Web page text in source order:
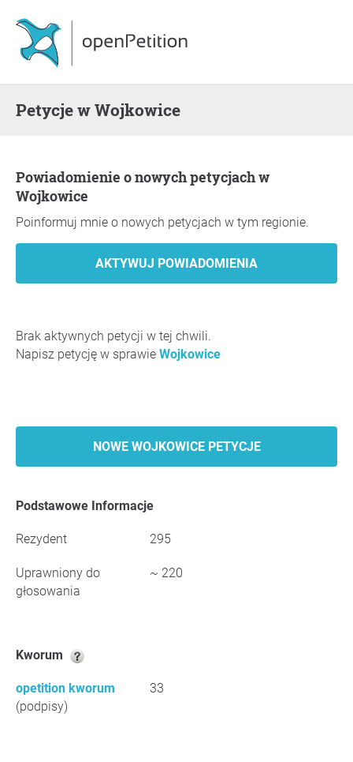
Petycje w Wojkowice
Powiadomienie o nowych petycjach w
Wojkowice
Poinformuj mnie o nowych petycjach w tym regionie.
Brak aktywnych petycji w tej chwili.
Napisz petycję w sprawie Wojkowice
NOWE WOJKOWICE PETYCJE
Podstawowe Informacje
Rezydent 295
Uprawniony do
głosowania
~ 220
Kworum
opetition kworum
(podpisy)
33